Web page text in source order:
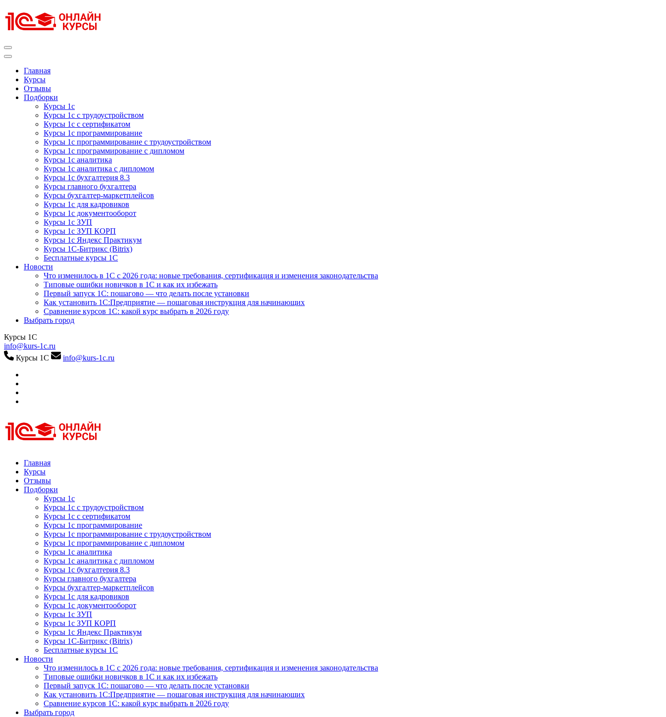
к
содержимому
Главная
Курсы
Отзывы
Подборки
Курсы 1с
Курсы 1с с трудоустройством
Курсы 1с с сертификатом
Курсы 1с программирование
Курсы 1с программирование с трудоустройством
Курсы 1с программирование с дипломом
Курсы 1с аналитика
Курсы 1с аналитика с дипломом
Курсы 1с бухгалтерия 8.3
Курсы главного бухгалтера
Курсы бухгалтер-маркетплейсов
Курсы 1с для кадровиков
Курсы 1с документооборот
Курсы 1с ЗУП
Курсы 1с ЗУП КОРП
Курсы 1с Яндекс Практикум
Курсы 1С-Битрикс (Bitrix)
Бесплатные курсы 1С
Новости
Что изменилось в 1С с 2026 года: новые требования, сертификация и изменения законодательства
Типовые ошибки новичков в 1С и как их избежать
Первый запуск 1С: пошагово — что делать после установки
Как установить 1С:Предприятие — пошаговая инструкция для начинающих
Сравнение курсов 1С: какой курс выбрать в 2026 году
Выбрать город
Курсы 1С
info@kurs-1c.ru
Курсы 1С
info@kurs-1c.ru
Курсы 1С
Курсы 1С официальная сертификация
Главная
Курсы
Отзывы
Подборки
Курсы 1с
Курсы 1с с трудоустройством
Курсы 1с с сертификатом
Курсы 1с программирование
Курсы 1с программирование с трудоустройством
Курсы 1с программирование с дипломом
Курсы 1с аналитика
Курсы 1с аналитика с дипломом
Курсы 1с бухгалтерия 8.3
Курсы главного бухгалтера
Курсы бухгалтер-маркетплейсов
Курсы 1с для кадровиков
Курсы 1с документооборот
Курсы 1с ЗУП
Курсы 1с ЗУП КОРП
Курсы 1с Яндекс Практикум
Курсы 1С-Битрикс (Bitrix)
Бесплатные курсы 1С
Новости
Что изменилось в 1С с 2026 года: новые требования, сертификация и изменения законодательства
Типовые ошибки новичков в 1С и как их избежать
Первый запуск 1С: пошагово — что делать после установки
Как установить 1С:Предприятие — пошаговая инструкция для начинающих
Сравнение курсов 1С: какой курс выбрать в 2026 году
Выбрать город